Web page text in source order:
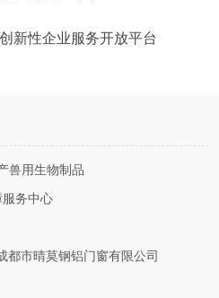
新性企业服务开放平台
兽用生物制品
务中心
都市晴莫钢铝门窗有限公司